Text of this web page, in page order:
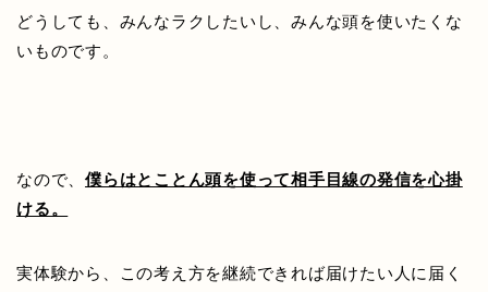
どうしても、みんなラクしたいし、みんな頭を使いたくな
いものです。
なので、僕らはとことん頭を使って相手目線の発信を心掛
ける。
実体験から、この考え方を継続できれば届けたい人に届く